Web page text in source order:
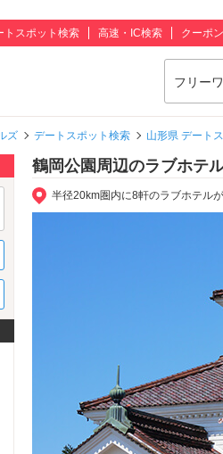
トスポット検索 高速・IC検索 クーポ
フリー
ズ デートスポット検索 山形県 デート
鶴岡公園周辺のラブホテ
半径20km圏内に8軒のラブホテル